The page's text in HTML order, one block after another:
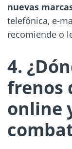
nuevas
telefónica, e-
recomiende o
4.
frenos
online